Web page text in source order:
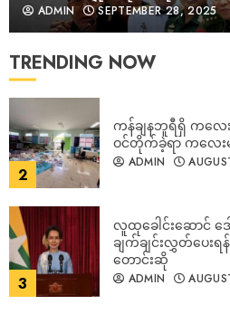
ADMIN SEPTEMBER 28, 2025
TRENDING NOW
2
ကန်ချနဘူရီရှိ ကလေး
ဝင်တိုက်ခဲ့ရာ ကလေးမ
ADMIN
3
လူထုခေါင်းဆောင်
ချက်ချင်းလွှတ်ပေး
တောင်းဆို
ADMIN
4
ထိုင်းကျောင်းတွင်း
သေနတ်သမားကျော
အဖွားကိုပါ ပစ်သတ်
ADMIN